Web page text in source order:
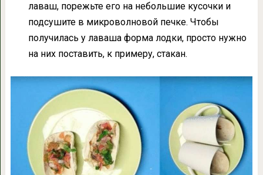
лаваш, порежьте его на небольшие кусочки и
подсушите в микроволновой печке. Чтобы
получилась у лаваша форма лодки, просто нужно
на них поставить, к примеру, стакан.